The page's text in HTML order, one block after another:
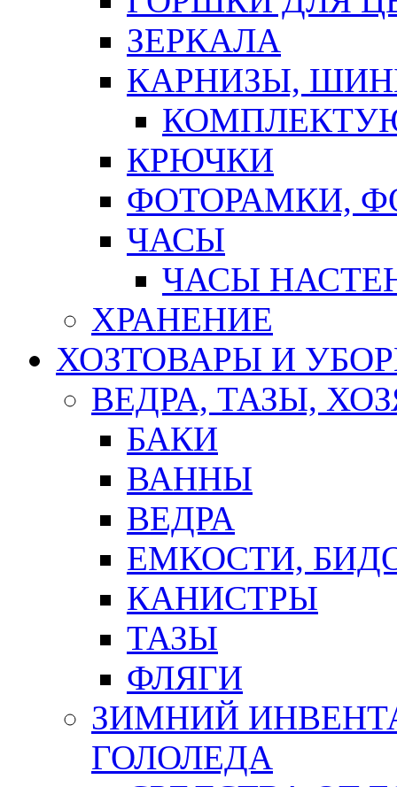
ЗЕРКАЛА
КАРНИЗЫ,
КРЮЧКИ
ФОТОРАМКИ,
ЧАСЫ
ЧАСЫ
ХРАНЕНИЕ
ХОЗТОВАРЫ И
ВЕДРА, ТАЗЫ,
БАКИ
ВАННЫ
ВЕДРА
ЕМКОСТИ,
КАНИСТРЫ
ТАЗЫ
ФЛЯГИ
ЗИМНИЙ
ГОЛОЛЕДА